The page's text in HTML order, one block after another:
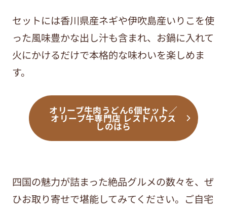
セットには香川県産ネギや伊吹島産いりこを使
った風味豊かな出し汁も含まれ、お鍋に入れて
火にかけるだけで本格的な味わいを楽しめま
す。
オリーブ牛肉うどん6個セット／
オリーブ牛専門店 レストハウス
しのはら
四国の魅力が詰まった絶品グルメの数々を、ぜ
ひお取り寄せで堪能してみてください。ご自宅